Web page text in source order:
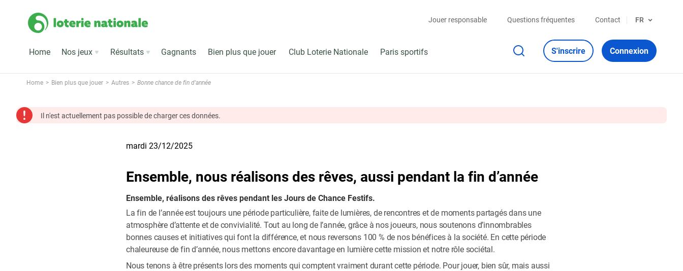
Jouer responsable Questions fréquentes Contact FR
Home Nos jeux Résultats Gagnants Bien plus que jouer Club Loterie Nationale Paris sportifs S'inscrire Connexion
Home Bien plus que jouer Autres Bonne chance de fin d'année
Il n'est actuellement pas possible de charger ces données.
mardi 23/12/2025
Ensemble, nous réalisons des rêves, aussi pendant la fin d’année
Ensemble, réalisons des rêves pendant les Jours de Chance Festifs.
La fin de l’année est toujours une période particulière, faite de lumières, de rencontres et de moments partagés dans une
atmosphère d’attente et de convivialité. Tout au long de l’année, grâce à nos joueurs, nous soutenons d’innombrables
bonnes causes et initiatives qui font la différence, et nous reversons 100 % de nos bénéfices à la société. En cette période
chaleureuse de fin d’année, nous mettons encore davantage en lumière cette mission et notre rôle sociétal.
Nous tenons à être présents lors des moments qui comptent vraiment durant cette période. Pour jouer, bien sûr, mais aussi